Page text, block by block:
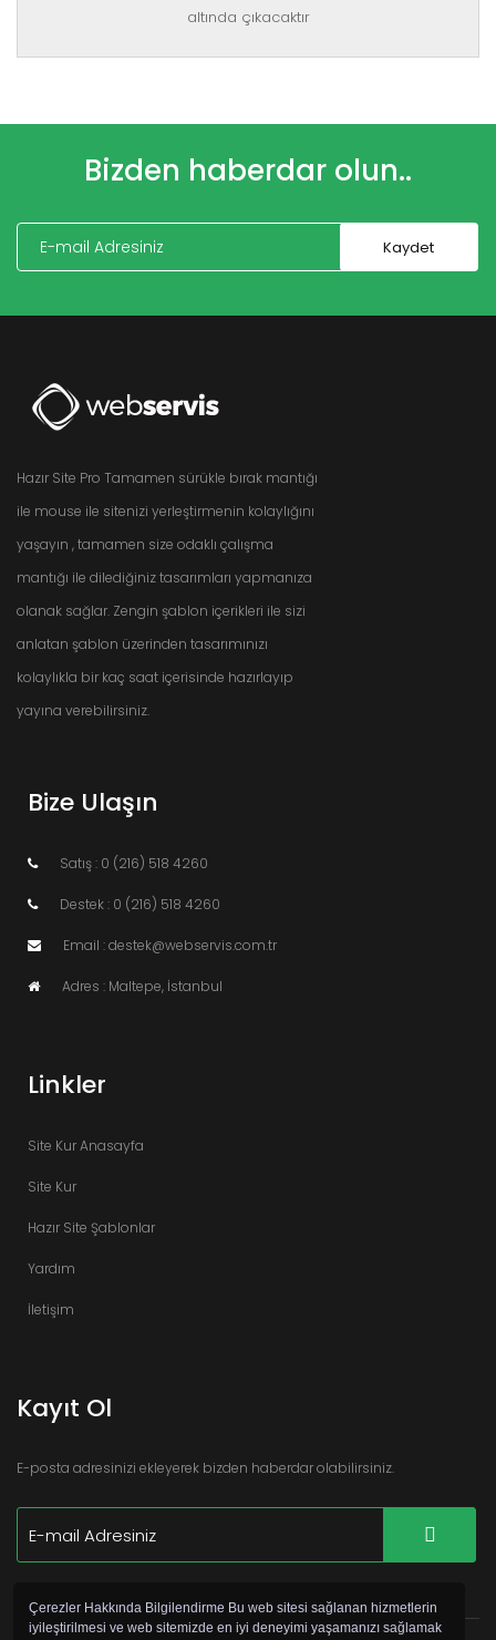
Çerezler Hakkında Bilgilendirme Bu web sitesi sağlanan hizmetlerin
iyileştirilmesi ve web sitemizde en iyi deneyimi yaşamanızı sağlamak
altında çıkacaktır
Bizden haberdar olun..
Hazır Site Pro Tamamen sürükle bırak mantığı
ile mouse ile sitenizi yerleştirmenin kolaylığını
yaşayın , tamamen size odaklı çalışma
mantığı ile dilediğiniz tasarımları yapmanıza
olanak sağlar. Zengin şablon içerikleri ile sizi
anlatan şablon üzerinden tasarımınızı
kolaylıkla bir kaç saat içerisinde hazırlayıp
yayına verebilirsiniz.
Bize Ulaşın
Satış : 0 (216) 518 4260
Destek : 0 (216) 518 4260
Email : destek@webservis.com.tr
Adres : Maltepe, İstanbul
Linkler
Site Kur Anasayfa
Site Kur
Hazır Site Şablonlar
Yardım
İletişim
Kayıt Ol
E-posta adresinizi ekleyerek bizden haberdar olabilirsiniz.